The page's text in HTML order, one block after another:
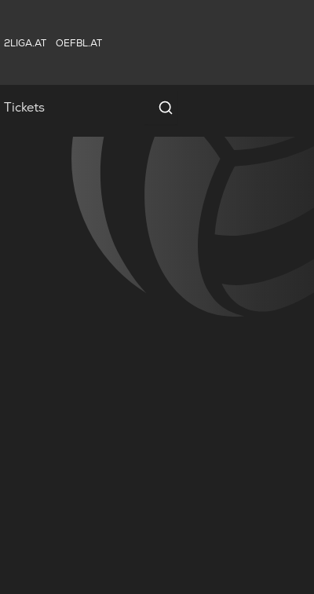
2LIGA.AT OEFBL.AT
Tickets Spielersuche